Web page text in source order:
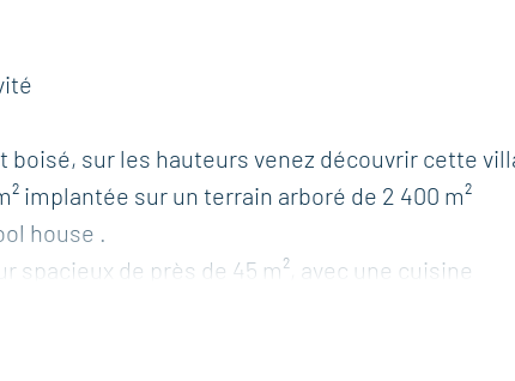
sur les hauteurs venez découvrir cette
implantée sur un terrain arboré de 2 400 m²
house .
de près de 45 m², avec une cuisine